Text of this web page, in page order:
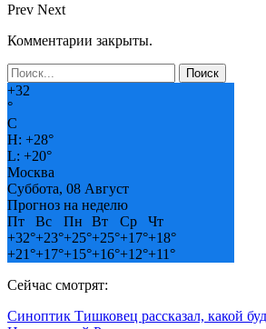
Prev Next
Комментарии закрыты.
+32
°
C
H: +28°
L: +20°
Москва
Суббота, 08 Август
Прогноз на неделю
Пт
Вс Пн Вт Ср
Чт
+32°+23°+25°+25°+17°+18°
+21°+17°+15°+16°+12°+11°
Сейчас смотрят:
Синоптик Тишковец рассказал, какой